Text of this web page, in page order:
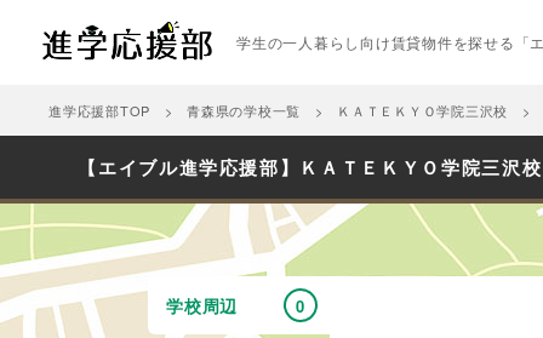
学生の一人暮らし向け賃貸物件を探せる「
進学応援部TOP 青森県の学校一覧 ＫＡＴＥＫＹＯ学院三沢校
【エイブル進学応援部】ＫＡＴＥＫＹＯ学院三
学校周辺 0